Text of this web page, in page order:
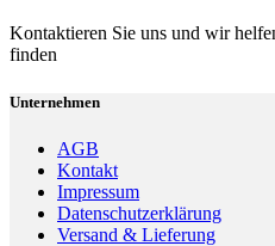
Kontaktieren Sie uns und wir
finden
Unternehmen
AGB
Kontakt
Impressum
Datenschutzerklärung
Versand & Lieferung